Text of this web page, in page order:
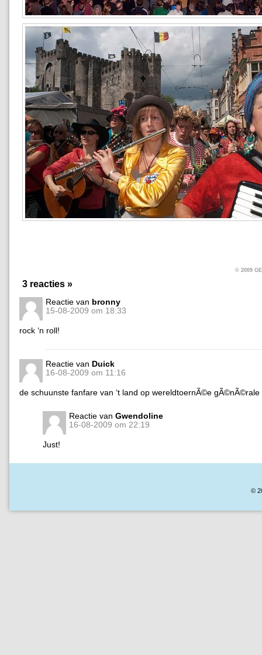
© 2009
3 reacties »
Reactie van bronny
15-08-2009 om 18:33
rock ‘n roll!
Reactie van Duick
16-08-2009 om 11:16
de schuunste fanfare van ‘t land op wereldtoernÃ©e gÃ©nÃ©rale
Reactie van Gwendoline
16-08-2009 om 22:19
Just!
©